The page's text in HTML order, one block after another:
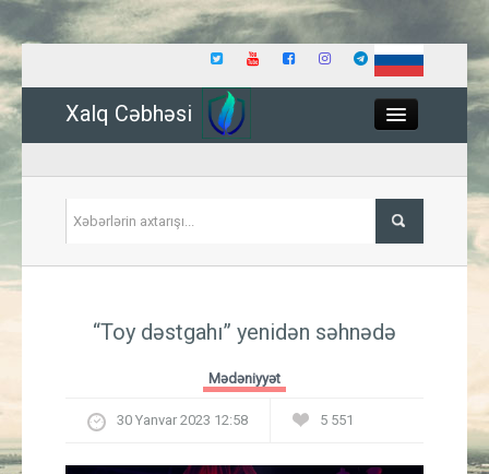
Xalq Cəbhəsi
İqtisadiyyat
“Toy dəstgahı” yenidən səhnədə
Mədəniyyət
30 Yanvar 2023 12:58 5 551